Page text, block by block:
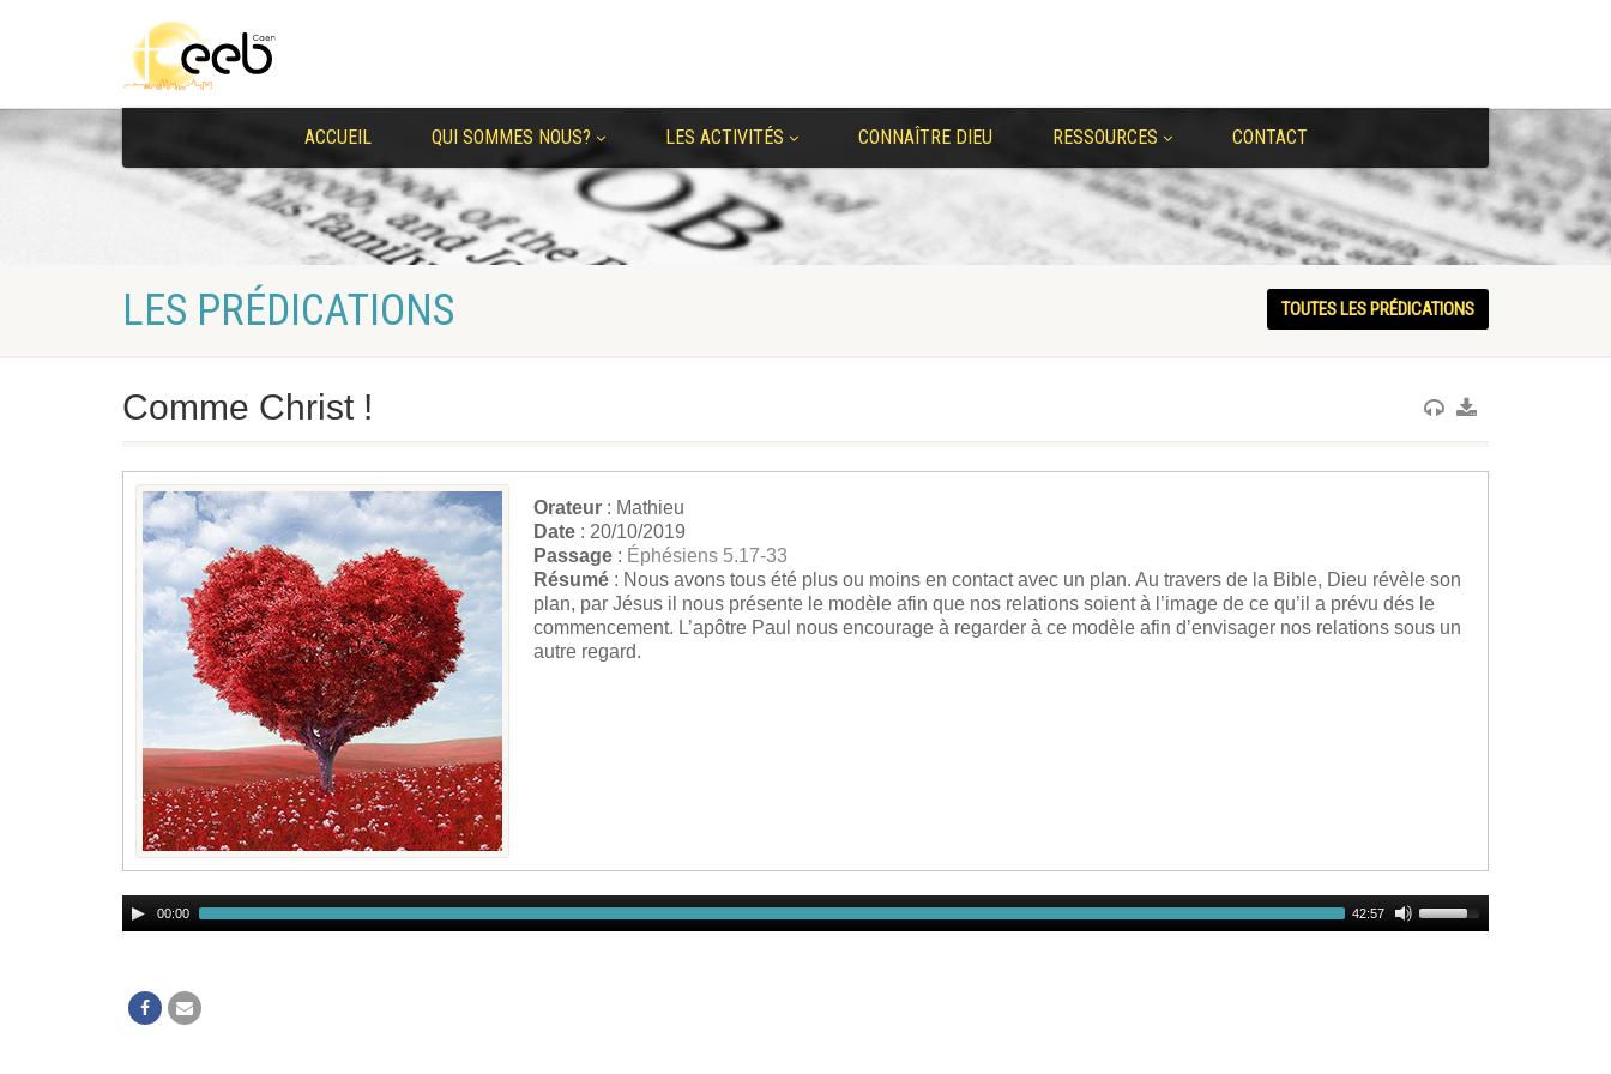
ACCUEIL QUI SOMMES NOUS? LES ACTIVITÉS CONNAÎTRE DIEU RESSOURCES CONTACT
LES PRÉDICATIONS TOUTES LES PRÉDICATIONS
Comme Christ !
Orateur : Mathieu
Date : 20/10/2019
Passage : Éphésiens 5.17-33
Résumé : Nous avons tous été plus ou moins en contact avec un plan. Au travers de la Bible, Dieu révèle son
plan, par Jésus il nous présente le modèle afin que nos relations soient à l’image de ce qu’il a prévu dés le
commencement. L’apôtre Paul nous encourage à regarder à ce modèle afin d’envisager nos relations sous un
autre regard.
Audio
Player
00:00 42:57
Use
Up/Down